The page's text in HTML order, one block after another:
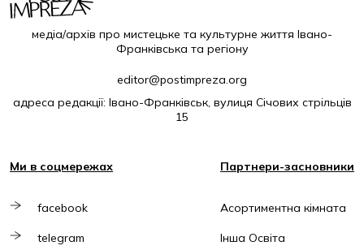
медіа/архів про мистецьке та культурне життя Івано-
Франківська та регіону
editor@postimpreza.org
адреса редакції: Івано-Франківськ, вулиця Січових стрільців
15
Ми в соцмережах
facebook
telegram
Партнери-засновники
Асортиментна кімната
Інша Освіта